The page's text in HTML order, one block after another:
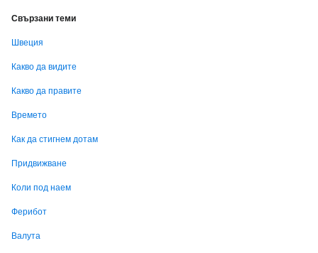
Свързани теми
Швеция
Какво да видите
Какво да правите
Времето
Как да стигнем дотам
Придвижване
Коли под наем
Ферибот
Валута